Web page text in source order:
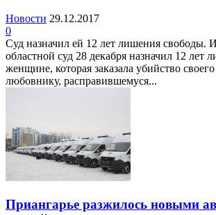
Новости 29.12.2017
0
Суд назначил ей 12 лет лишения свободы.
областной суд 28 декабря назначил 12 лет
женщине, которая заказала убийство
любовнику, расправившемуся...
Приангарье разжилось новыми